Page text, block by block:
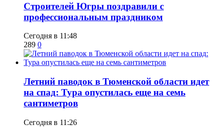
​Строителей Югры поздравили с
профессиональным праздником
Сегодня в 11:48
289 0
​Летний паводок в Тюменской области идет
на спад: Тура опустилась еще на семь
сантиметров
Сегодня в 11:26